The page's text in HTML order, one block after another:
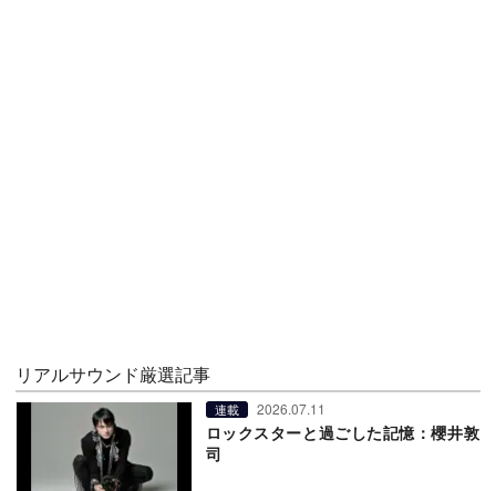
リアルサウンド厳選記事
連載 2026.07.11
ロックスターと過ごした記憶：櫻井敦
司